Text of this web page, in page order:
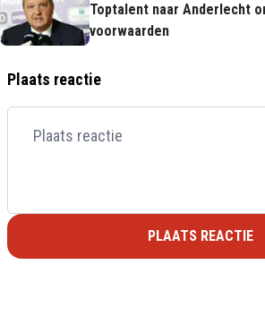
Toptalent naar Anderlecht
voorwaarden
Plaats reactie
PLAATS REACTIE